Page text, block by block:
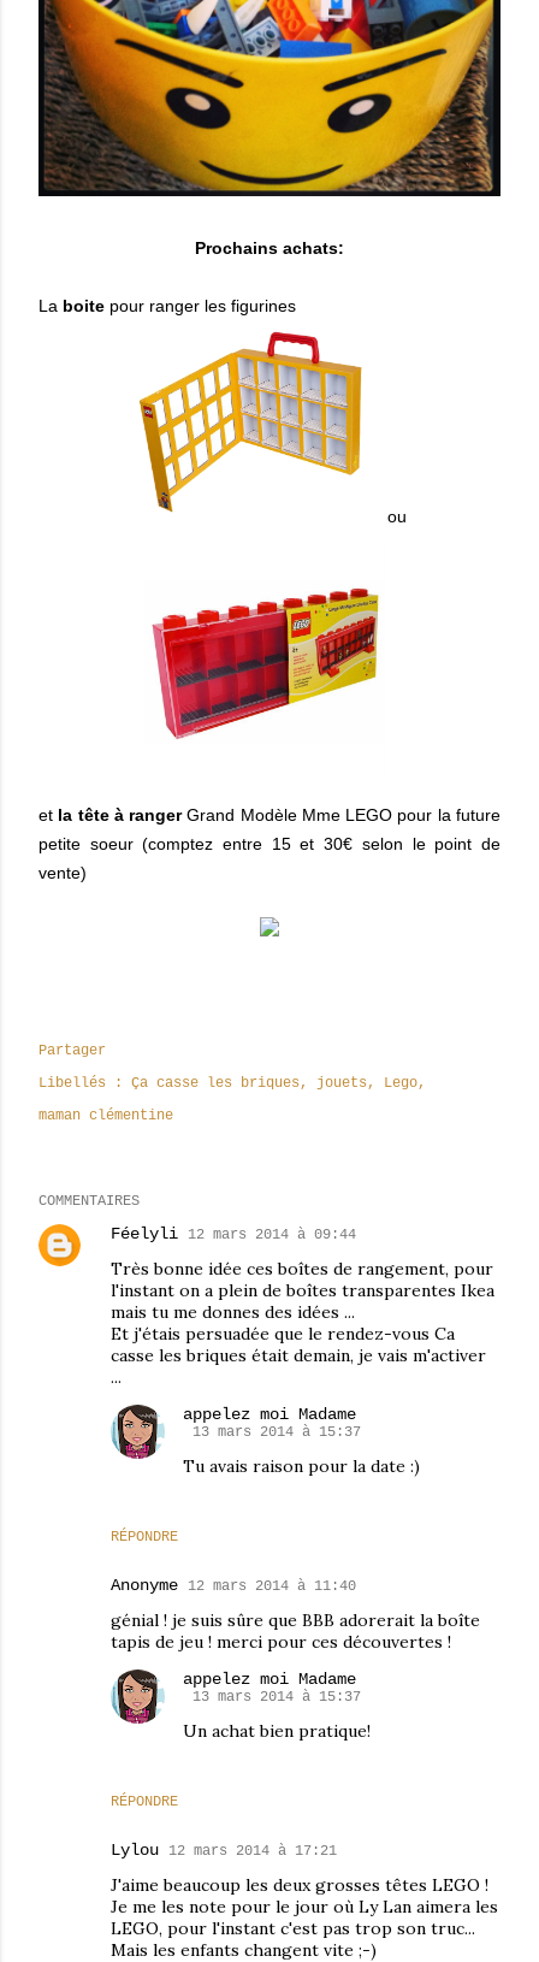
Prochains achats:
La boite pour ranger les figurines
ou
et la tête à rangerGrand Modèle Mme LEGO pour la future
petite soeur (comptez entre 15 et 30€ selon le point de
vente)
Partager
Libellés :
Ça casse les briques jouets
Lego
maman clémentine
COMMENTAIRES
Féelyli 12 mars 2014 à 09:44
Très bonne idée ces boîtes de rangement, pour
l'instant on a plein de boîtes transparentes Ikea
mais tu me donnes des idées ...
Et j'étais persuadée que le rendez-vous Ca
casse les briques était demain, je vais m'activer
...
RÉPONDRE
appelez moi Madame
13 mars 2014 à 15:37
Tu avais raison pour la date :)
Anonyme 12 mars 2014 à 11:40
génial ! je suis sûre que BBB adorerait la boîte
tapis de jeu ! merci pour ces découvertes !
RÉPONDRE
appelez moi Madame
13 mars 2014 à 15:37
Un achat bien pratique!
Lylou 12 mars 2014 à 17:21
J'aime beaucoup les deux grosses têtes LEGO !
Je me les note pour le jour où Ly Lan aimera les
LEGO, pour l'instant c'est pas trop son truc...
Mais les enfants changent vite ;-)